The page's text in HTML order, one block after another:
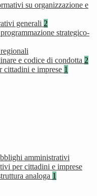
su organizzazione e
generali 2
strategico-
e codice di condotta 2
cittadini e imprese 1
amministrativi
per cittadini e imprese
analoga 1